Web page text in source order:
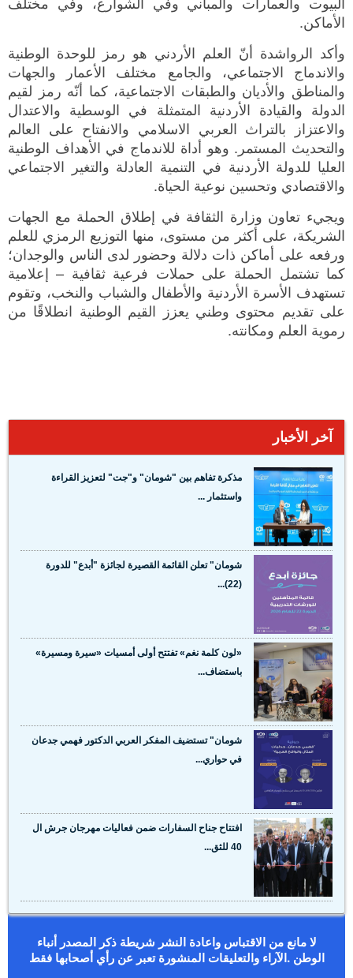
الأماكن.
وأكد الرواشدة أنّ العلم الأردني هو رمز للوحدة الوطنية
والاندماج الاجتماعي، والجامع مختلف الأعمار والجهات
والمناطق والأديان والطبقات الاجتماعية، كما أنّه رمز لقيم
الدولة والقيادة الأردنية المتمثلة في الوسطية والاعتدال
والاعتزاز بالتراث العربي الاسلامي والانفتاح على العالم
والتحديث المستمر. وهو أداة للاندماج في الأهداف الوطنية
العليا للدولة الأردنية في التنمية العادلة والتغير الاجتماعي
والاقتصادي وتحسين نوعية الحياة.
ويجيء تعاون وزارة الثقافة في إطلاق الحملة مع الجهات
الشريكة، على أكثر من مستوى، منها التوزيع الرمزي للعلم
ورفعه على أماكن ذات دلالة وحضور لدى الناس والوجدان؛
كما تشتمل الحملة على حملات فرعية ثقافية – إعلامية
تستهدف الأسرة الأردنية والأطفال والشباب والنخب، وتقوم
على تقديم محتوى وطني يعزز القيم الوطنية انطلاقًا من
رموية العلم ومكانته.
آخر الأخبار
مذكرة تفاهم بين "شومان" و"جت" لتعزيز القراءة
واستثمار ...
شومان" تعلن القائمة القصيرة لجائزة "أبدع" للدورة
(22)...
«لون كلمة نغم» تفتتح أولى أمسيات «سيرة ومسيرة»
باستضاف...
شومان" تستضيف المفكر العربي الدكتور فهمي جدعان
في حواري...
افتتاح جناح السفارات ضمن فعاليات مهرجان جرش ال
40 للثق...
لا مانع من الاقتباس واعادة النشر شريطة ذكر المصدر أنباء
الوطن .الآراء والتعليقات المنشورة تعبر عن رأي أصحابها فقط